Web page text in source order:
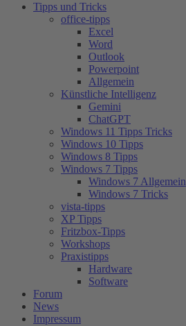
Tipps und Tricks
office-tipps
Excel
Word
Outlook
Powerpoint
Allgemein
Künstliche Intelligenz
Gemini
ChatGPT
Windows 11 Tipps Tricks
Windows 10 Tipps
Windows 8 Tipps
Windows 7 Tipps
Windows 7 Allgemein
Windows 7 Tricks
vista-tipps
XP Tipps
Fritzbox-Tipps
Workshops
Praxistipps
Hardware
Software
Forum
News
Impressum